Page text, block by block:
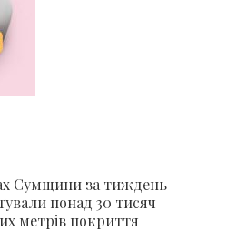
Сумщини за тиждень
понад 30 тисяч
метрів покриття